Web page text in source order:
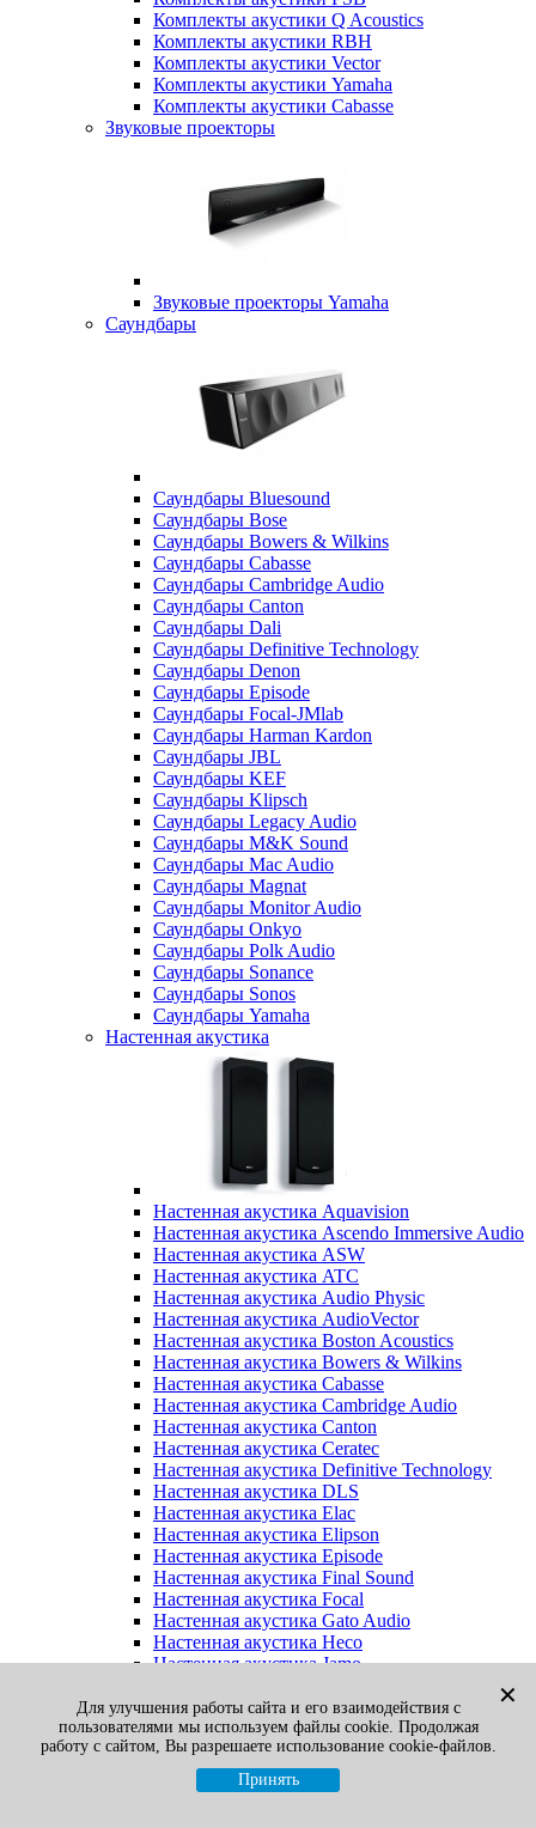
Комплекты акустики Q Acoustics
Комплекты акустики RBH
Комплекты акустики Vector
Комплекты акустики Yamaha
Комплекты акустики Сabasse
Звуковые проекторы
Звуковые проекторы Yamaha
Саундбары
Саундбары Bluesound
Саундбары Bose
Саундбары Bowers & Wilkins
Саундбары Cabasse
Саундбары Cambridge Audio
Саундбары Canton
Саундбары Dali
Саундбары Definitive Technology
Саундбары Denon
Саундбары Episode
Саундбары Focal-JMlab
Саундбары Harman Kardon
Саундбары JBL
Саундбары KEF
Саундбары Klipsch
Саундбары Legacy Audio
Саундбары M&K Sound
Саундбары Mac Audio
Саундбары Magnat
Саундбары Monitor Audio
Саундбары Onkyo
Саундбары Polk Audio
Саундбары Sonance
Саундбары Sonos
Саундбары Yamaha
Настенная акустика
Настенная акустика Aquavision
Настенная акустика Ascendo Immersive Audio
Настенная акустика ASW
Настенная акустика ATC
Настенная акустика Audio Physic
Настенная акустика AudioVector
Настенная акустика Boston Acoustics
Настенная акустика Bowers & Wilkins
Настенная акустика Cabasse
Настенная акустика Cambridge Audio
Настенная акустика Canton
Настенная акустика Ceratec
Настенная акустика Definitive Technology
Настенная акустика DLS
Настенная акустика Elac
Настенная акустика Elipson
Настенная акустика Episode
Настенная акустика Final Sound
Настенная акустика Focal
Настенная акустика Gato Audio
Настенная акустика Heco
Настенная акустика Jamo
Настенная акустика Klipsch
Настенная акустика Legacy
Настенная акустика M&K Sound
Настенная акустика Martin Logan
Настенная акустика McIntosh
✕
Для улучшения работы сайта и его взаимодействия с
пользователями мы используем файлы cookie. Продолжая
работу с сайтом, Вы разрешаете использование cookie-файлов.
Принять